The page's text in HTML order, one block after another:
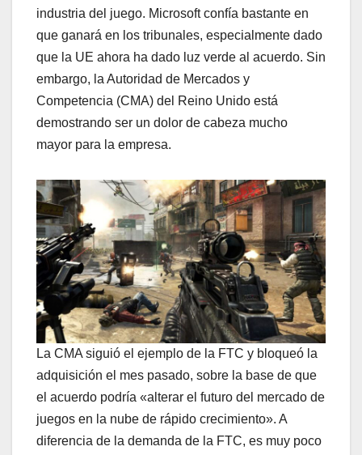
industria del juego. Microsoft confía bastante en
que ganará en los tribunales, especialmente dado
que la UE ahora ha dado luz verde al acuerdo. Sin
embargo, la Autoridad de Mercados y
Competencia (CMA) del Reino Unido está
demostrando ser un dolor de cabeza mucho
mayor para la empresa.
La CMA siguió el ejemplo de la FTC y bloqueó la
adquisición el mes pasado, sobre la base de que
el acuerdo podría «alterar el futuro del mercado de
juegos en la nube de rápido crecimiento». A
diferencia de la demanda de la FTC, es muy poco